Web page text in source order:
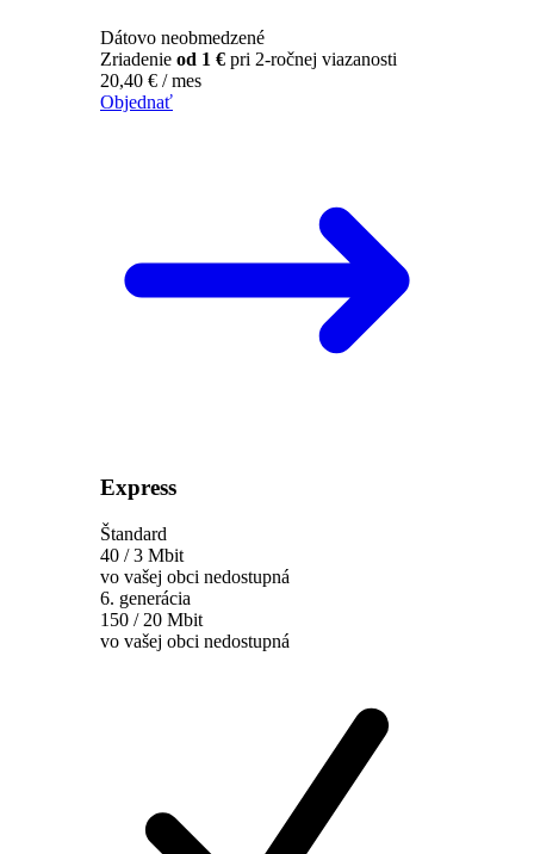
Dátovo neobmedzené
Zriadenie od 1 € pri 2-ročnej viazanosti
20,40 € / mes
Objednať
Express
Štandard
40 / 3 Mbit
vo vašej obci nedostupná
6. generácia
150 / 20 Mbit
vo vašej obci nedostupná